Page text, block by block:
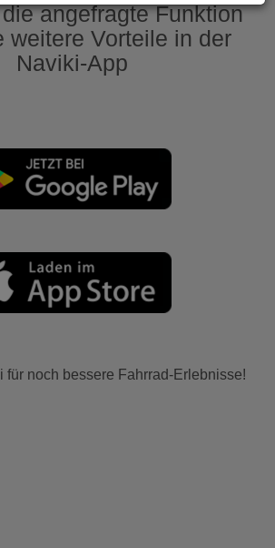
angefragte Funktion
weitere Vorteile in der
Naviki-App
für noch bessere Fahrrad-Erlebnisse!